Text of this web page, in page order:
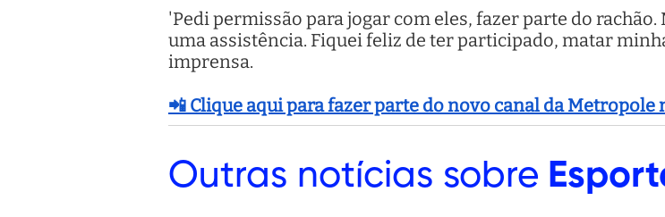
'Pedi permissão para jogar com eles, fazer parte do rachão.
uma assistência. Fiquei feliz de ter participado, matar
imprensa.
📲 Clique aqui para fazer parte do novo canal da Metropole
Outras notícias sobre